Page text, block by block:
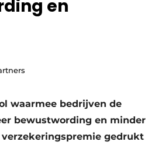
en
waarmee bedrijven de
bewustwording en minder
gedrukt